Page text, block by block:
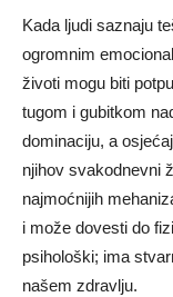
Kada ljudi saznaju
ogromnim
životi mogu biti
tugom i gubitkom
dominaciju, a
njihov svakodnevni
najmoćnijih
i može dovesti do
psihološki; ima
našem zdravlju.